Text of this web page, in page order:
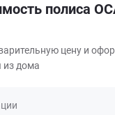
полиса
цену и
из дома